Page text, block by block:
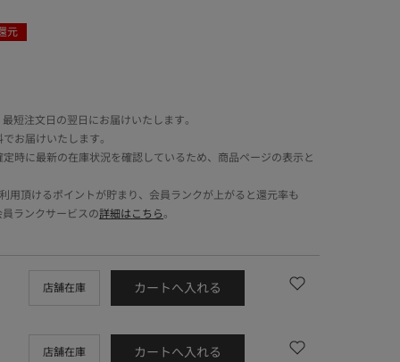
元
短注文日の翌日にお届けいたします。
お届けいたします。
時に最新の在庫状況を確認しているため、商品ページの表示と
用頂けるポイントが貯まり、会員ランクが上がると還元率も
ランクサービスの詳細はこちら。
店舗在庫 カートへ入れる
店舗在庫 カートへ入れる